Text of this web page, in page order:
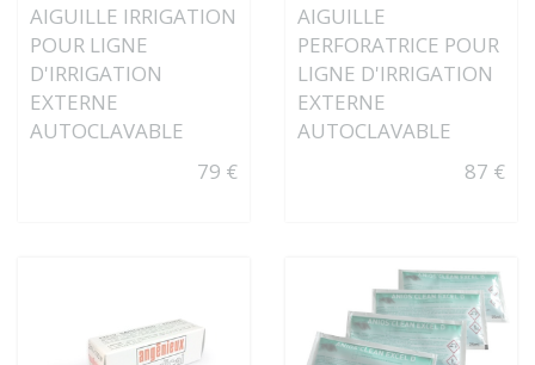
AIGUILLE IRRIGATION
POUR LIGNE
D'IRRIGATION
EXTERNE
AUTOCLAVABLE
79 €
AIGUILLE
PERFORATRICE POUR
LIGNE D'IRRIGATION
EXTERNE
AUTOCLAVABLE
87 €